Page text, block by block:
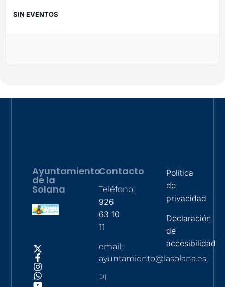
SIN EVENTOS
Ayuntamiento
de la
Solana
Contacto
Teléfono:
926
63 10
11
email:
ayuntamiento@lasolana.es
Pl.
Política
de
privacidad
Declaración
de
accesibilidad